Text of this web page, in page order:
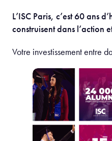
L’ISC Paris, c’est 60 ans
construisent dans l’action
Votre investissement entre